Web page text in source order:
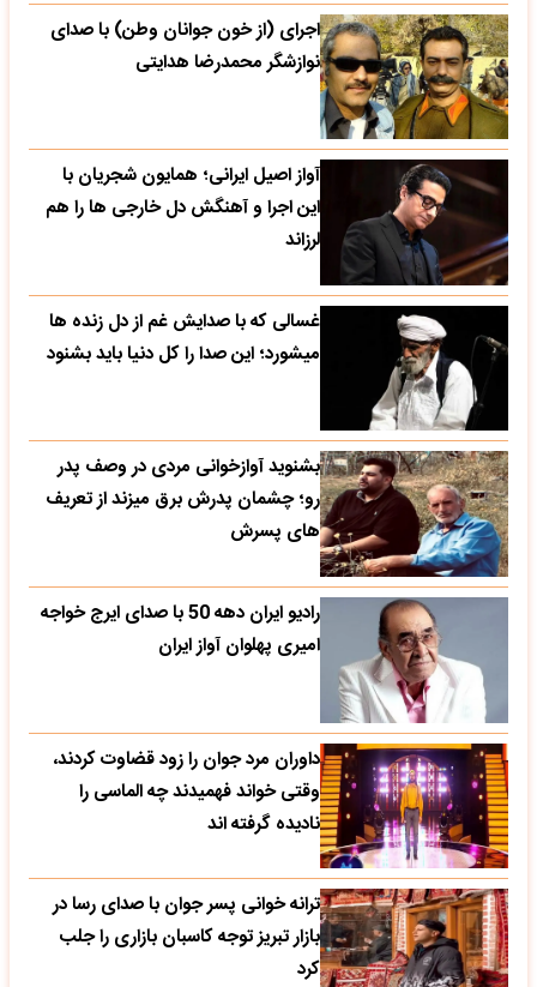
اجرای (از خون جوانان وطن) با صدای
نوازشگر محمدرضا هدایتی
آواز اصیل ایرانی؛ همایون شجریان با
این اجرا و آهنگش دل خارجی ها را هم
لرزاند
غسالی که با صدایش غم از دل زنده ها
میشورد؛ این صدا را کل دنیا باید بشنود
بشنوید آوازخوانی مردی در وصف پدر
رو؛ چشمان پدرش برق میزند از تعریف
های پسرش
رادیو ایران دهه 50 با صدای ایرج خواجه
امیری پهلوان آواز ایران
داوران مرد جوان را زود قضاوت کردند،
وقتی خواند فهمیدند چه الماسی را
نادیده گرفته اند
ترانه خوانی پسر جوان با صدای رسا در
بازار تبریز توجه کاسبان بازاری را جلب
کرد